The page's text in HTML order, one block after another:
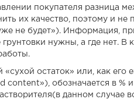
покупателя разница
их качество, поэтому и не
не будет»). Информация,
грунтовки нужны, а где нет. В
остаток» или, как его
обозначается в %
данном случае